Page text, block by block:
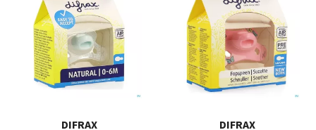
DIFRAX
DIFRAX